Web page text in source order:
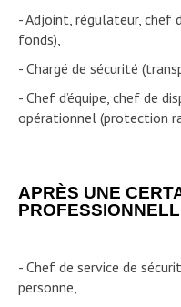
- Adjoint, régulateur, chef
fonds),
- Chargé de sécurité
- Chef d’équipe, chef de
opérationnel (protection
APRÈS UNE
- Chef de service de
personne,